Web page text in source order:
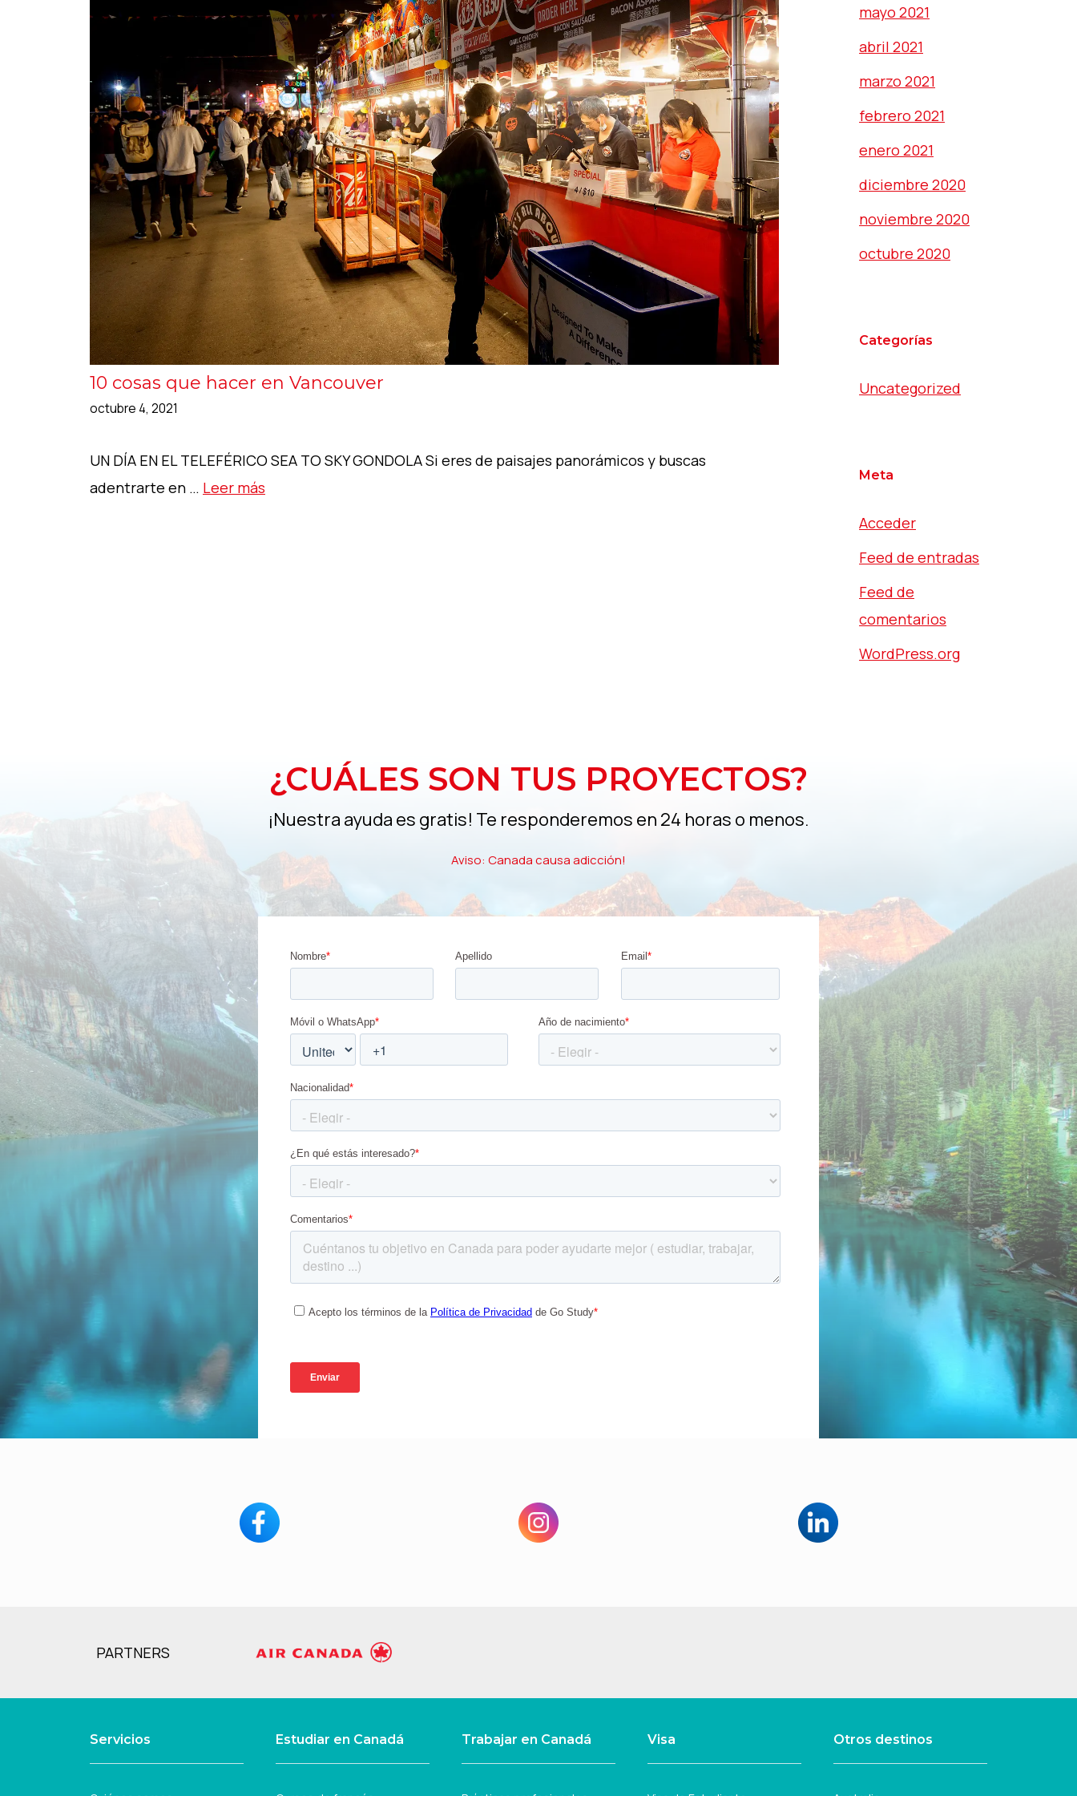
10 cosas que hacer en Vancouver
octubre 4, 2021
UN DÍA EN EL TELEFÉRICO SEA TO SKY GONDOLA Si eres de paisajes panorámicos y buscas
adentrarte en … Leer más
mayo 2021
abril 2021
marzo 2021
febrero 2021
enero 2021
diciembre 2020
noviembre 2020
octubre 2020
Categorías
Uncategorized
Meta
Acceder
Feed de entradas
Feed de
comentarios
WordPress.org
¿CUÁLES SON TUS PROYECTOS?
¡Nuestra ayuda es gratis! Te responderemos en 24 horas o menos.
Aviso: Canada causa adicción!
PARTNERS
Servicios Estudiar en Canadá Trabajar en Canadá Visa Otros destinos